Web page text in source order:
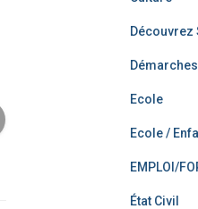
Découvrez
Démarches
Ecole
Ecole /
EMPLOI/
État Civil